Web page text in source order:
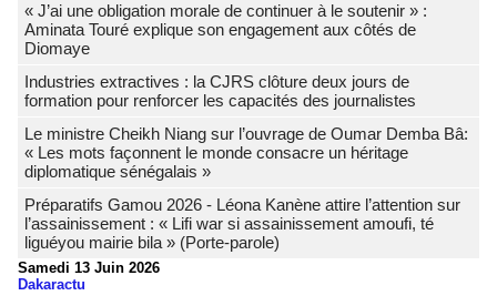
« J’ai une obligation morale de continuer à le soutenir » :
Aminata Touré explique son engagement aux côtés de
Diomaye
Industries extractives : la CJRS clôture deux jours de
formation pour renforcer les capacités des journalistes
Le ministre Cheikh Niang sur l’ouvrage de Oumar Demba Bâ:
« Les mots façonnent le monde consacre un héritage
diplomatique sénégalais »
Préparatifs Gamou 2026 - Léona Kanène attire l’attention sur
l’assainissement : « Lifi war si assainissement amoufi, té
liguéyou mairie bila » (Porte-parole)
Samedi 13 Juin 2026
Dakaractu